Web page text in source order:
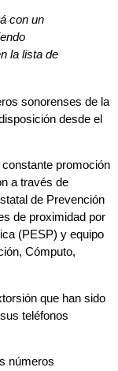
con un
la lista de
sonorenses de la
desde el
promoción
a través de
de Prevención
de proximidad por
(PESP) y equipo
Cómputo,
que han sido
teléfonos
números